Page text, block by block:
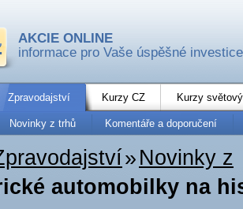
AKCIE ONLINE
informace pro Vaše úspěšné investice
Zpravodajství Kurzy CZ Kurzy
Novinky z trhů Komentáře a doporučení
» Novinky z
automobilky na